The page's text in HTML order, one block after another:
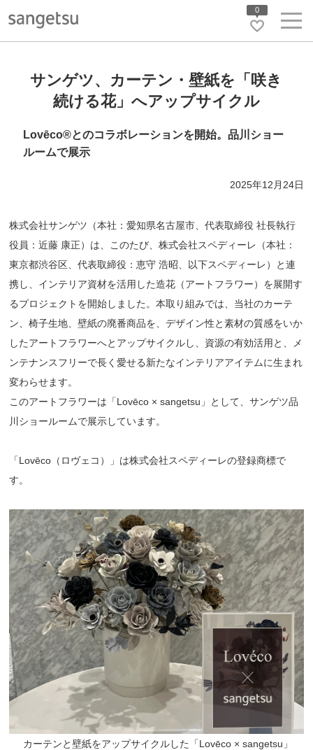
0
サンゲツ、カーテン・壁紙を「咲き
続ける花」へアップサイクル
Lovēco®とのコラボレーションを開始。品川ショー
ルームで展⽰
2025年12月24日
株式会社サンゲツ（本社：愛知県名古屋市、代表取締役 社⻑執行
役員：近藤 康正）は、このたび、株式会社スペディーレ（本社：
東京都渋⾕区、代表取締役：恵守 浩昭、以下スペディーレ）と連
携し、インテリア資材を活⽤した造花（アートフラワー）を展開す
るプロジェクトを開始しました。本取り組みでは、当社のカーテ
ン、椅⼦⽣地、壁紙の廃番商品を、デザイン性と素材の質感をいか
したアートフラワーへとアップサイクルし、資源の有効活⽤と、メ
ンテナンスフリーで⻑く愛せる新たなインテリアアイテムに⽣まれ
変わらせます。
このアートフラワーは「Lovēco × sangetsu」として、サンゲツ品
川ショールームで展⽰しています。
「Lovēco（ロヴェコ）」は株式会社スペディーレの登録商標で
す。
カーテンと壁紙をアップサイクルした「Lovēco × sangetsu」